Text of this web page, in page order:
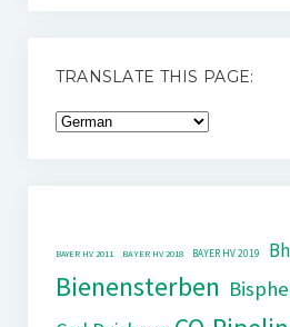
TRANSLATE THIS PAGE:
BAYER HV 2011 BAYER HV 2018 BAYER HV 2019
Bienensterben